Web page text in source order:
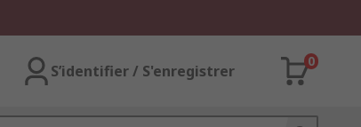
S’identifier / S'enregistrer
0